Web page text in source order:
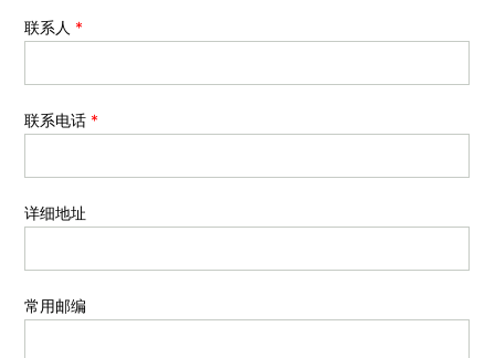
联系人 *
联系电话 *
详细地址
常用邮编